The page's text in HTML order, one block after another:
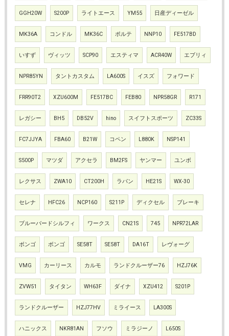
GGH20W S200P ライトエース YM55 日産ディーゼル
MK36A コンドル MK36C ポルテ NNP10 FE517BD
いすず ヴィッツ SCP90 エスティマ ACR40W エブリィ
NPR85YN タントカスタム LA600S イスズ フォワード
FRR90T2 XZU600M FE517BC FEB80 NPR58GR R171
レガシー BH5 DB52V hino スイフトスポーツ ZC33S
FC7JJYA FBA60 B21W コペン L880K NSP141
S500P マツダ アクセラ BM2FS ヤンマー ユンボ
レクサス ZWA10 CT200H ラパン HE21S WX-30
セレナ HFC26 NCP160 S211P ディクセル ブレーキ
ブルーバードシルフィ ワークス CN21S 745 NPR72LAR
ボンゴ ボンゴ SE58T SE58T DA16T レヴォーグ
VMG カーリース カルモ ランドクルーザー76 HZJ76K
ZVW51 タイタン WH63F ダイナ XZU412 S201P
ランドクルーザー HZJ77HV ミライース LA300S
ハニックス NKR81AN フソウ ミラジーノ L650S